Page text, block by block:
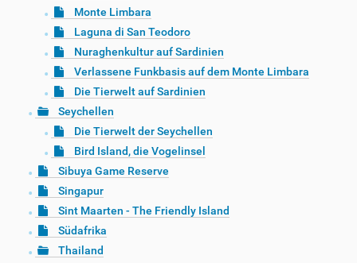
Monte Limbara
Laguna di San Teodoro
Nuraghenkultur auf Sardinien
Verlassene Funkbasis auf dem Monte Limbara
Die Tierwelt auf Sardinien
Seychellen
Die Tierwelt der Seychellen
Bird Island, die Vogelinsel
Sibuya Game Reserve
Singapur
Sint Maarten - The Friendly Island
Südafrika
Thailand